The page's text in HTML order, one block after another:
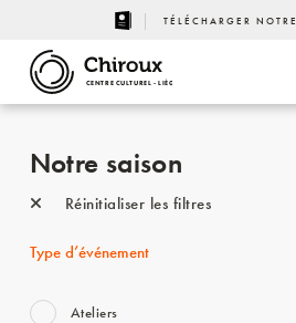
TÉLÉCHARGER
CENTRE CULTUREL - LIÈGE
Notre saison
Réinitialiser les filtres
Type d’événement
Ateliers